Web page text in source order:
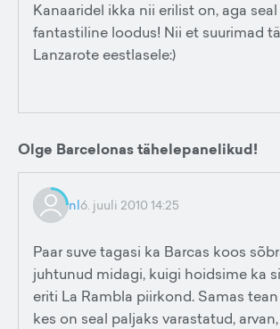
Kanaaridel ikka nii erilist on, aga
fantastiline loodus! Nii et suurimad
Lanzarote eestlasele:)
Olge Barcelonas tähelepanelikud!
nl6. juuli 2010 14:25
Paar suve tagasi ka Barcas koos
juhtunud midagi, kuigi hoidsime ka
eriti La Rambla piirkond. Samas
kes on seal paljaks varastatud,